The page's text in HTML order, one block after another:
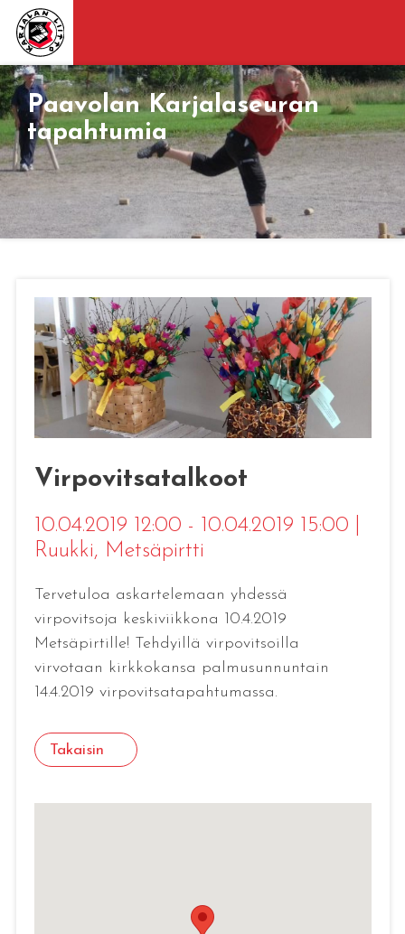
Paavolan Karjalaseuran
tapahtumia
Virpovitsatalkoot
10.04.2019 12:00 - 10.04.2019 15:00
Ruukki, Metsäpirtti
Tervetuloa askartelemaan yhdessä
virpovitsoja keskiviikkona 10.4.2019
Metsäpirtille! Tehdyillä virpovitsoilla
virvotaan kirkkokansa palmusunnuntain
14.4.2019 virpovitsatapahtumassa.
Takaisin